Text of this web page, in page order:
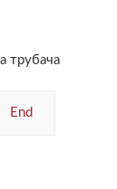
трубача
End